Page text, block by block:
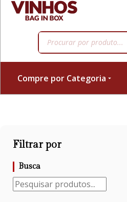
Compre por Categoria
Filtrar por
Busca